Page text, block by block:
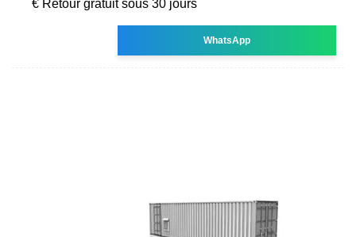
€ Retour gratuit sous 30 jours
WhatsApp